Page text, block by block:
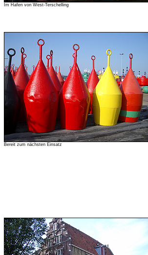
Im Hafen von West-Terschelling
Bereit zum nächsten Einsatz